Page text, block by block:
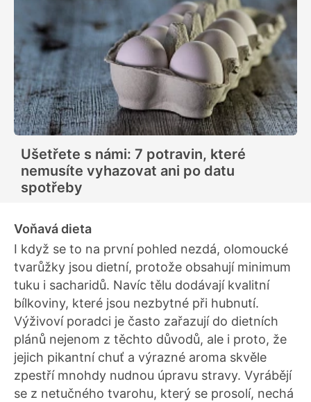
Ušetřete s námi: 7 potravin, které
nemusíte vyhazovat ani po datu
spotřeby
Voňavá dieta
I když se to na první pohled nezdá, olomoucké
tvarůžky jsou dietní, protože obsahují minimum
tuku i sacharidů. Navíc tělu dodávají kvalitní
bílkoviny, které jsou nezbytné při hubnutí.
Výživoví poradci je často zařazují do dietních
plánů nejenom z těchto důvodů, ale i proto, že
jejich pikantní chuť a výrazné aroma skvěle
zpestří mnohdy nudnou úpravu stravy. Vyrábějí
se z netučného tvarohu, který se prosolí, nechá